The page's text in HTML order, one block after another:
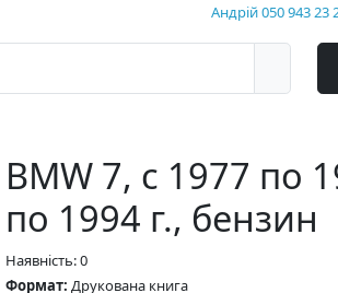
Андрій 050 943 23
BMW 7, с 1977 по
по 1994 г., бензин
Наявність: 0
Формат: Друкована книга